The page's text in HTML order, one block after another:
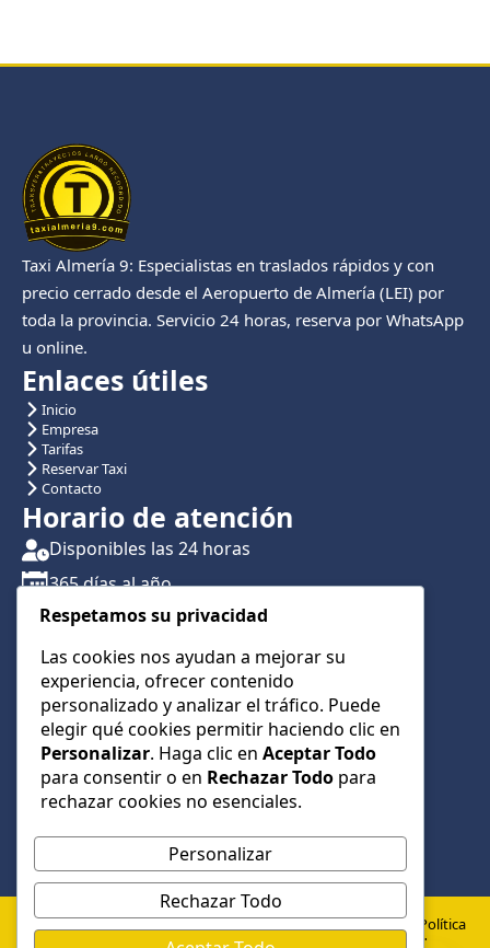
Taxi Almería 9: Especialistas en traslados rápidos y con
precio cerrado desde el Aeropuerto de Almería (LEI) por
toda la provincia. Servicio 24 horas, reserva por WhatsApp
u online.
Enlaces útiles
Inicio
Empresa
Tarifas
Reservar Taxi
Contacto
Horario de atención
Disponibles las 24 horas
365 días al año
Traslados con reserva previa
Atención por teléfono y WhatsApp 24/7
CONTÁCTANOS
+34 622 01 23 74
+34 622 01 23 74
info@taxialmeria9.com
© 2026 Taxi Almería 9 –
Política de
Aviso
Política
de
Respetamos su privacidad
Las cookies nos ayudan a mejorar su
experiencia, ofrecer contenido
personalizado y analizar el tráfico. Puede
elegir qué cookies permitir haciendo clic en
Personalizar. Haga clic en Aceptar Todo
para consentir o en Rechazar Todo para
rechazar cookies no esenciales.
Personalizar
Rechazar Todo